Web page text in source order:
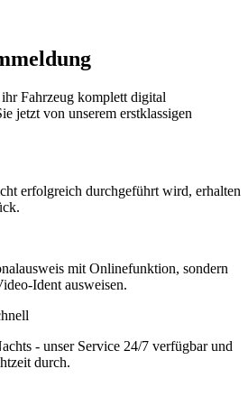
Fahrzeug komplett digital
jetzt von unserem erstklassigen
erfolgreich durchgeführt wird, erhalten
mit Onlinefunktion, sondern
Ident ausweisen.
- unser Service 24/7 verfügbar und
durch.